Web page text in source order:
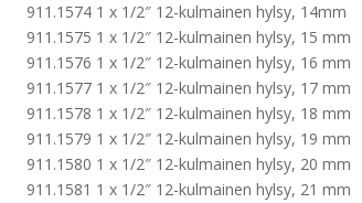
911.1574 1 x 1/2″ 12-kulmainen hylsy, 14mm
911.1575 1 x 1/2″ 12-kulmainen hylsy, 15 mm
911.1576 1 x 1/2″ 12-kulmainen hylsy, 16 mm
911.1577 1 x 1/2″ 12-kulmainen hylsy, 17 mm
911.1578 1 x 1/2″ 12-kulmainen hylsy, 18 mm
911.1579 1 x 1/2″ 12-kulmainen hylsy, 19 mm
911.1580 1 x 1/2″ 12-kulmainen hylsy, 20 mm
911.1581 1 x 1/2″ 12-kulmainen hylsy, 21 mm